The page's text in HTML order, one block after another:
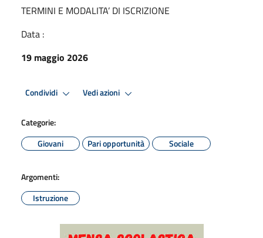
TERMINI E MODALITA’ DI ISCRIZIONE
Data :
19 maggio 2026
Condividi Vedi azioni
Categorie:
Giovani
Pari opportunità Sociale
Argomenti:
Istruzione